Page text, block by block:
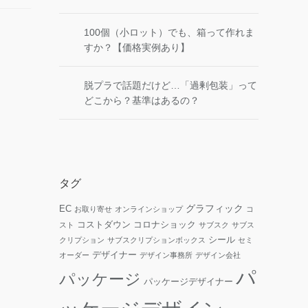
100個（小ロット）でも、箱って作れま
すか？【価格実例あり】
脱プラで話題だけど…「過剰包装」って
どこから？基準はあるの？
タグ
EC お取り寄せ オンラインショップ グラフィック
コ
スト
コストダウン コロナショック サブスク サブス
クリプション サブスクリプションボックス シール セミ
オーダー デザイナー デザイン事務所 デザイン会社
パッケージ パッケージデザイナー パ